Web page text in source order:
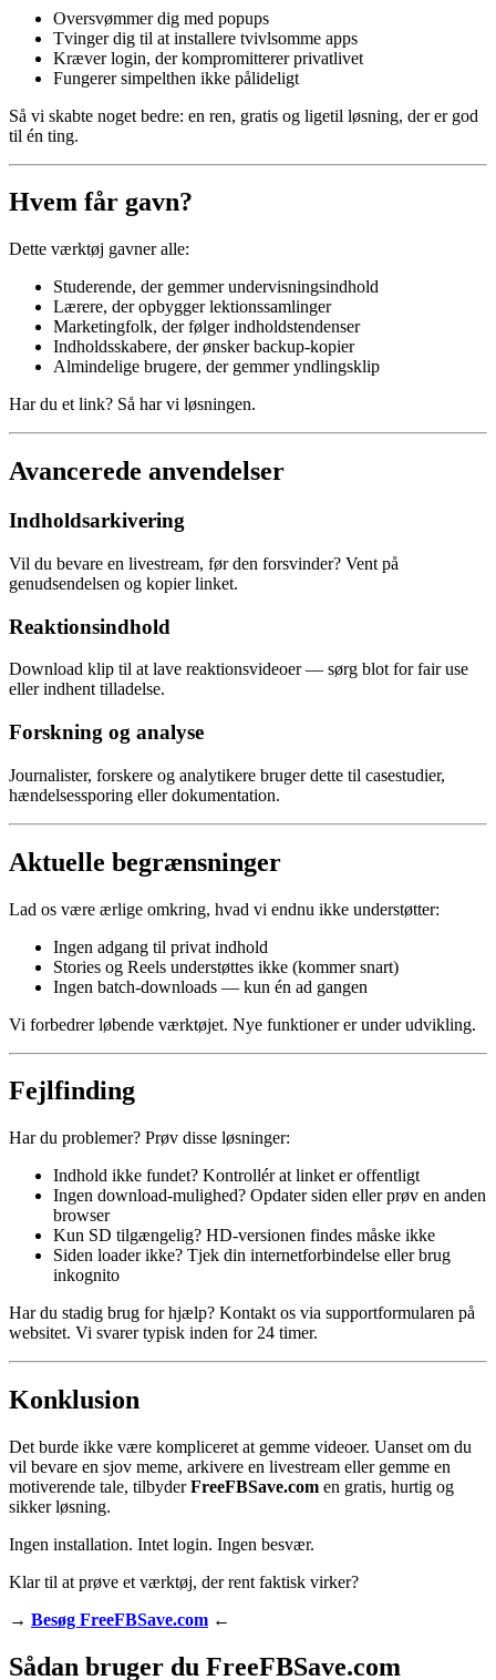
Oversvømmer dig med popups
Tvinger dig til at installere tvivlsomme apps
Kræver login, der kompromitterer privatlivet
Fungerer simpelthen ikke pålideligt
Så vi skabte noget bedre: en ren, gratis og ligetil løsning, der er god
til én ting.
Hvem får gavn?
Dette værktøj gavner alle:
Studerende, der gemmer undervisningsindhold
Lærere, der opbygger lektionssamlinger
Marketingfolk, der følger indholdstendenser
Indholdsskabere, der ønsker backup-kopier
Almindelige brugere, der gemmer yndlingsklip
Har du et link? Så har vi løsningen.
Avancerede anvendelser
Indholdsarkivering
Vil du bevare en livestream, før den forsvinder? Vent på
genudsendelsen og kopier linket.
Reaktionsindhold
Download klip til at lave reaktionsvideoer — sørg blot for fair use
eller indhent tilladelse.
Forskning og analyse
Journalister, forskere og analytikere bruger dette til casestudier,
hændelsessporing eller dokumentation.
Aktuelle begrænsninger
Lad os være ærlige omkring, hvad vi endnu ikke understøtter:
Ingen adgang til privat indhold
Stories og Reels understøttes ikke (kommer snart)
Ingen batch-downloads — kun én ad gangen
Vi forbedrer løbende værktøjet. Nye funktioner er under udvikling.
Fejlfinding
Har du problemer? Prøv disse løsninger:
Indhold ikke fundet? Kontrollér at linket er offentligt
Ingen download-mulighed? Opdater siden eller prøv en anden
browser
Kun SD tilgængelig? HD-versionen findes måske ikke
Siden loader ikke? Tjek din internetforbindelse eller brug
inkognito
Har du stadig brug for hjælp? Kontakt os via supportformularen på
websitet. Vi svarer typisk inden for 24 timer.
Konklusion
Det burde ikke være kompliceret at gemme videoer. Uanset om du
vil bevare en sjov meme, arkivere en livestream eller gemme en
motiverende tale, tilbyderFreeFBSave.com en gratis, hurtig og
sikker løsning.
Ingen installation. Intet login. Ingen besvær.
Klar til at prøve et værktøj, der rent faktisk virker?
→ Besøg FreeFBSave.com ←
Sådan bruger du FreeFBSave.com